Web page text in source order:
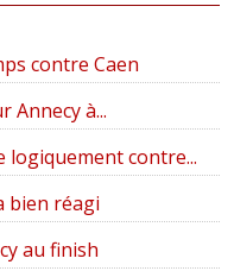
contre Caen
Annecy à...
logiquement contre...
bien réagi
au finish